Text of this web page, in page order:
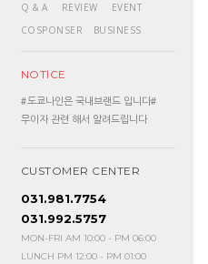
Q & A REVIEW
EVENT
COSPONSER
BUSINESS
NOTICE
#도쿄나인은 국내브랜드 입니다#
무이자 관련 해서 알려드립니다
CUSTOMER CENTER
031.981.7754
031.992.5757
MON-FRI AM 10:00 - PM 06:00
LUNCH PM 12:00 - PM 01:00